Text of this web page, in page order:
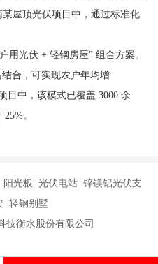
屋顶光伏项目中，通过标准化
用光伏 + 轻钢房屋" 组合方案。
合，可实现农户年均增
目中，该模式已覆盖 3000 余
。
光板 光伏电站 锌镁铝光伏支
轻钢别墅
技衡水股份有限公司